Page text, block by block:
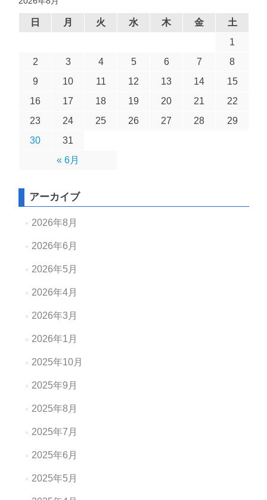
日 月 火 水 木 金 土
« 6月
1
2
3 4 5 6 7
8
9
10 11 12 13 14
15
16
17 18 19 20 21
22
23
24 25 26 27 28
29
30
31
アーカイブ
2026年8月
2026年6月
2026年5月
2026年4月
2026年3月
2026年1月
2025年10月
2025年9月
2025年8月
2025年7月
2025年6月
2025年5月